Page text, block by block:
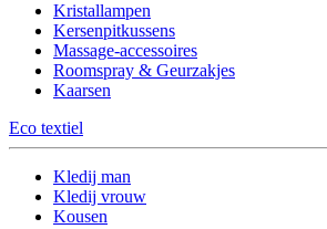
Kristallampen
Kersenpitkussens
Massage-accessoires
Roomspray & Geurzakjes
Kaarsen
Eco textiel
Kledij man
Kledij vrouw
Kousen